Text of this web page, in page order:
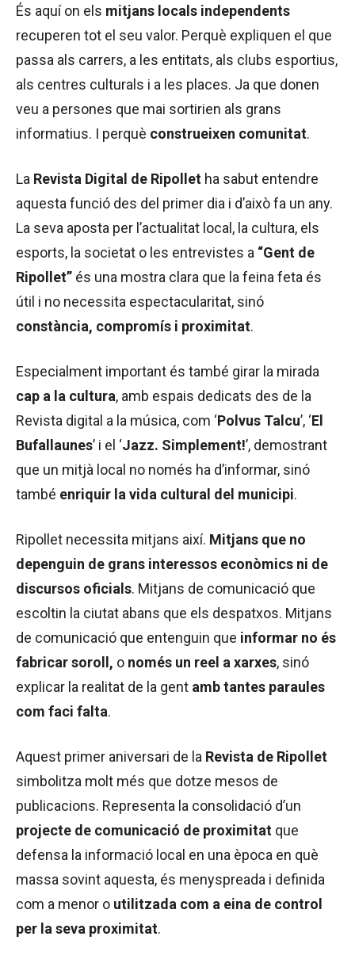
És aquí on els mitjans locals independents
recuperen tot el seu valor. Perquè expliquen el que
passa als carrers, a les entitats, als clubs esportius,
als centres culturals i a les places. Ja que donen
veu a persones que mai sortirien als grans
informatius. I perquè construeixen comunitat.
La Revista Digital de Ripollet ha sabut entendre
aquesta funció des del primer dia i d’això fa un any.
La seva aposta per l’actualitat local, la cultura, els
esports, la societat o les entrevistes a “Gent de
Ripollet” és una mostra clara que la feina feta és
útil i no necessita espectacularitat, sinó
constància, compromís i proximitat.
Especialment important és també girar la mirada
cap a la cultura, amb espais dedicats des de la
Revista digital a la música, com ‘Polvus Talcu’, ‘El
Bufallaunes’ i el ‘Jazz. Simplement!’, demostrant
que un mitjà local no només ha d’informar, sinó
també enriquir la vida cultural del municipi.
Ripollet necessita mitjans així. Mitjans que no
depenguin de grans interessos econòmics ni de
discursos oficials. Mitjans de comunicació que
escoltin la ciutat abans que els despatxos. Mitjans
de comunicació que entenguin que informar no és
fabricar soroll, o només un reel a xarxes, sinó
explicar la realitat de la gent amb tantes paraules
com faci falta.
Aquest primer aniversari de la Revista de Ripollet
simbolitza molt més que dotze mesos de
publicacions. Representa la consolidació d’un
projecte de comunicació de proximitat que
defensa la informació local en una època en què
massa sovint aquesta, és menyspreada i definida
com a menor o utilitzada com a eina de control
per la seva proximitat.